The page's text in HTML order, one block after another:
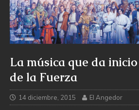
La música que da
de la Fuerza
14 diciembre, 2015 El Angedor